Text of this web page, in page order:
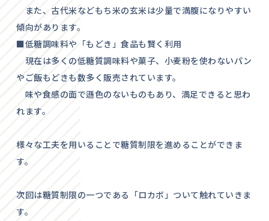
また、古代米などもち米の玄米は少量で満腹になりやすい
傾向があります。
■低糖調味料や「もどき」食品も賢く利用
現在は多くの低糖質調味料や菓子、小麦粉を使わないパン
やご飯もどきも数多く販売されています。
味や食感の面で遜色のないものもあり、満足できると思わ
れます。
様々な工夫を用いることで糖質制限を進めることができま
す。
次回は糖質制限の一つである「ロカボ」ついて触れていきま
す。